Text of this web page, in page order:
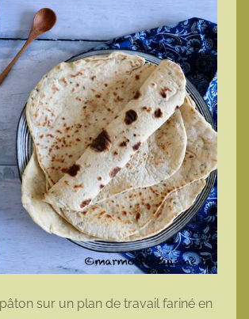
sur un plan de travail fariné en